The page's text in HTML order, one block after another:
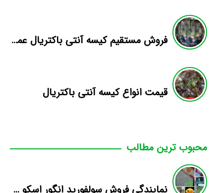
فروش مستقیم کیسه آنتی باکتریال عمده
قیمت انواع کیسه آنتی باکتریال
محبوب ترین مطالب
نمایندگی فروش سولفورپد انگور اسکو در کشور